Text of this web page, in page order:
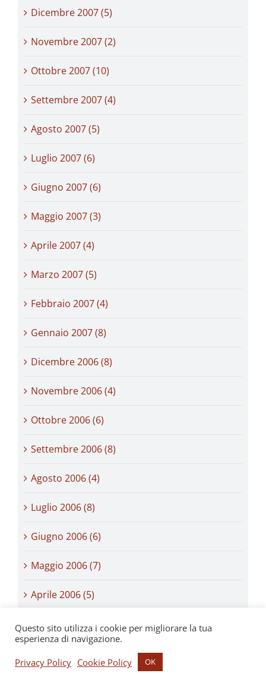
Dicembre 2007 (5)
Novembre 2007 (2)
Ottobre 2007 (10)
Settembre 2007 (4)
Agosto 2007 (5)
Luglio 2007 (6)
Giugno 2007 (6)
Maggio 2007 (3)
Aprile 2007 (4)
Marzo 2007 (5)
Febbraio 2007 (4)
Gennaio 2007 (8)
Dicembre 2006 (8)
Novembre 2006 (4)
Ottobre 2006 (6)
Settembre 2006 (8)
Agosto 2006 (4)
Luglio 2006 (8)
Giugno 2006 (6)
Maggio 2006 (7)
Aprile 2006 (5)
Marzo 2006 (8)
Questo sito utilizza i cookie per migliorare la tua
esperienza di navigazione.
Privacy Policy Cookie Policy OK